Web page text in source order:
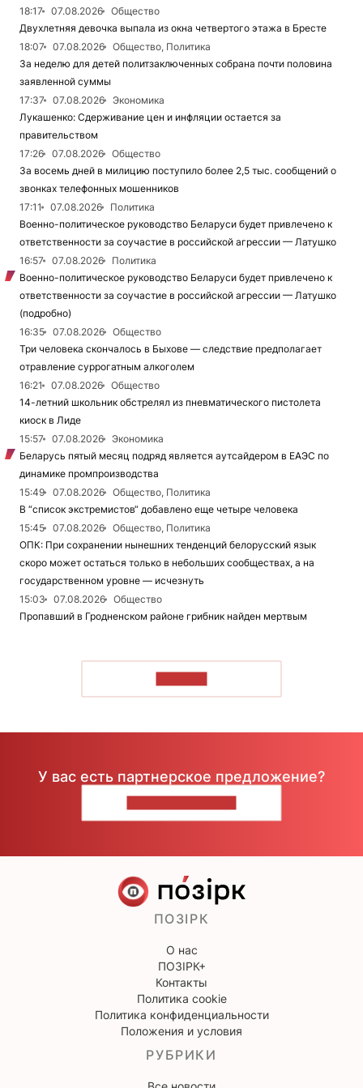
18:17
07.08.2026
Общество
Двухлетняя девочка выпала из окна четвертого этажа в Бресте
18:07
07.08.2026
Общество, Политика
За неделю для детей политзаключенных собрана почти половина
заявленной суммы
17:37
07.08.2026
Экономика
Лукашенко: Сдерживание цен и инфляции остается за
правительством
17:26
07.08.2026
Общество
За восемь дней в милицию поступило более 2,5 тыс. сообщений о
звонках телефонных мошенников
17:11
07.08.2026
Политика
Военно-политическое руководство Беларуси будет привлечено к
ответственности за соучастие в российской агрессии — Латушко
16:57
07.08.2026
Политика
Военно-политическое руководство Беларуси будет привлечено к
ответственности за соучастие в российской агрессии — Латушко
(подробно)
16:35
07.08.2026
Общество
Три человека скончалось в Быхове — следствие предполагает
отравление суррогатным алкоголем
16:21
07.08.2026
Общество
14-летний школьник обстрелял из пневматического пистолета
киоск в Лиде
15:57
07.08.2026
Экономика
Беларусь пятый месяц подряд является аутсайдером в ЕАЭС по
динамике промпроизводства
15:49
07.08.2026
Общество, Политика
В “список экстремистов“ добавлено еще четыре человека
15:45
07.08.2026
Общество, Политика
ОПК: При сохранении нынешних тенденций белорусский язык
скоро может остаться только в небольших сообществах, а на
государственном уровне — исчезнуть
15:03
07.08.2026
Общество
Пропавший в Гродненском районе грибник найден мертвым
У вас есть партнерское предложение?
ПОЗІРК
О нас
ПОЗІРК+
Контакты
Политика cookie
Политика конфиденциальности
Положения и условия
РУБРИКИ